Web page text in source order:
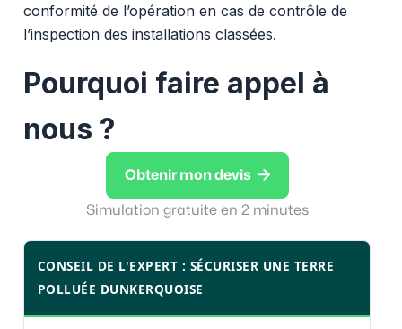
conformité de l’opération en cas de contrôle de
l’inspection des installations classées.
Pourquoi faire appel à
nous ?
Obtenir mon devis 
Simulation gratuite en 2 minutes
CONSEIL DE L'EXPERT : SÉCURISER UNE TERRE
POLLUÉE DUNKERQUOISE